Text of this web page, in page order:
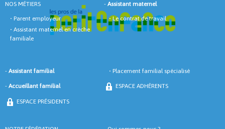
NOS MÉTIERS - Assistant maternel
• Parent employeur •Le contrat de travail
• Assistant maternel en crèche
familiale
- Assistant familial • Placement familial spécialisé
- Accueillant familial ESPACE ADHÈRENTS
ESPACE PRÉSIDENTS